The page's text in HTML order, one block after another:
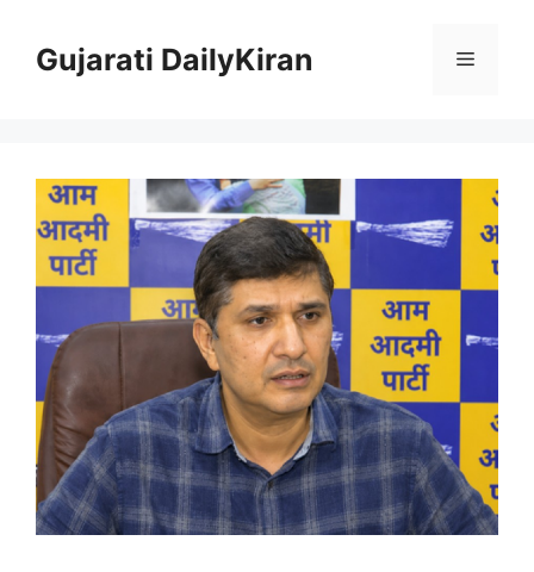
contentGujarati DailyKiran Menu